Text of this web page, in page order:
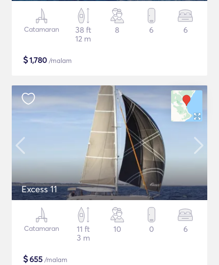
Catamaran
38 ft
12 m
8 6 6
$1,780 /malam
Excess 11
Catamaran
11 ft
3 m
10 0 6
$655 /malam